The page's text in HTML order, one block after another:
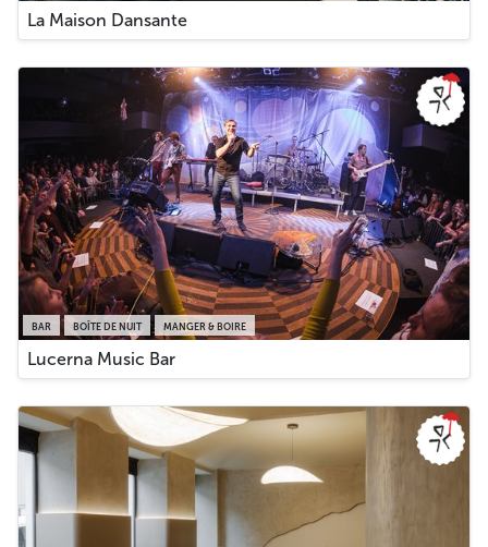
La Maison Dansante
BAR BOÎTE DE NUIT MANGER & BOIRE
Lucerna Music Bar